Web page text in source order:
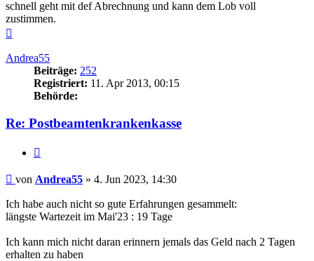
schnell geht mit def Abrechnung und kann dem Lob voll
zustimmen.
Andrea55
Beiträge: 252
Registriert: 11. Apr 2013, 00:15
Behörde:
Re: Postbeamtenkrankenkasse
Beitrag
von Andrea55 » 4. Jun 2023, 14:30
Ich habe auch nicht so gute Erfahrungen gesammelt:
längste Wartezeit im Mai'23 : 19 Tage
Ich kann mich nicht daran erinnern jemals das Geld nach 2 Tagen
erhalten zu haben